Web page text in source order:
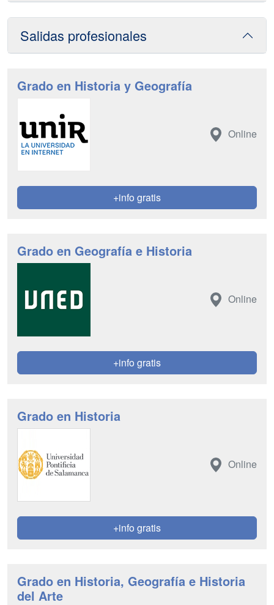
Salidas profesionales
Grado en Historia y Geografía
Online
+info gratis
Grado en Geografía e Historia
Online
+info gratis
Grado en Historia
Online
+info gratis
Grado en Historia, Geografía e Historia
del Arte